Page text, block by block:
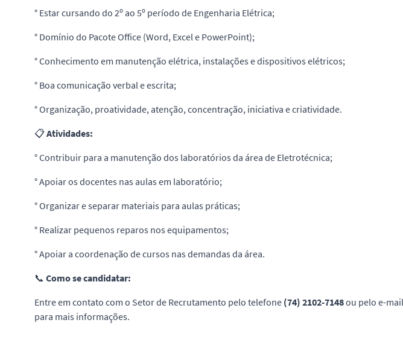
° Estar cursando do 2º ao 5º período de Engenharia Elétrica;
° Domínio do Pacote Office (Word, Excel e PowerPoint);
° Conhecimento em manutenção elétrica, instalações e dispositivos elétricos;
° Boa comunicação verbal e escrita;
° Organização, proatividade, atenção, concentração, iniciativa e criatividade.
📋Atividades:
° Contribuir para a manutenção dos laboratórios da área de Eletrotécnica;
° Apoiar os docentes nas aulas em laboratório;
° Organizar e separar materiais para aulas práticas;
° Realizar pequenos reparos nos equipamentos;
° Apoiar a coordenação de cursos nas demandas da área.
📞 Como se candidatar:
Entre em contato com o Setor de Recrutamento pelo telefone (74) 2102-7148ou pelo e-mail
para mais informações.